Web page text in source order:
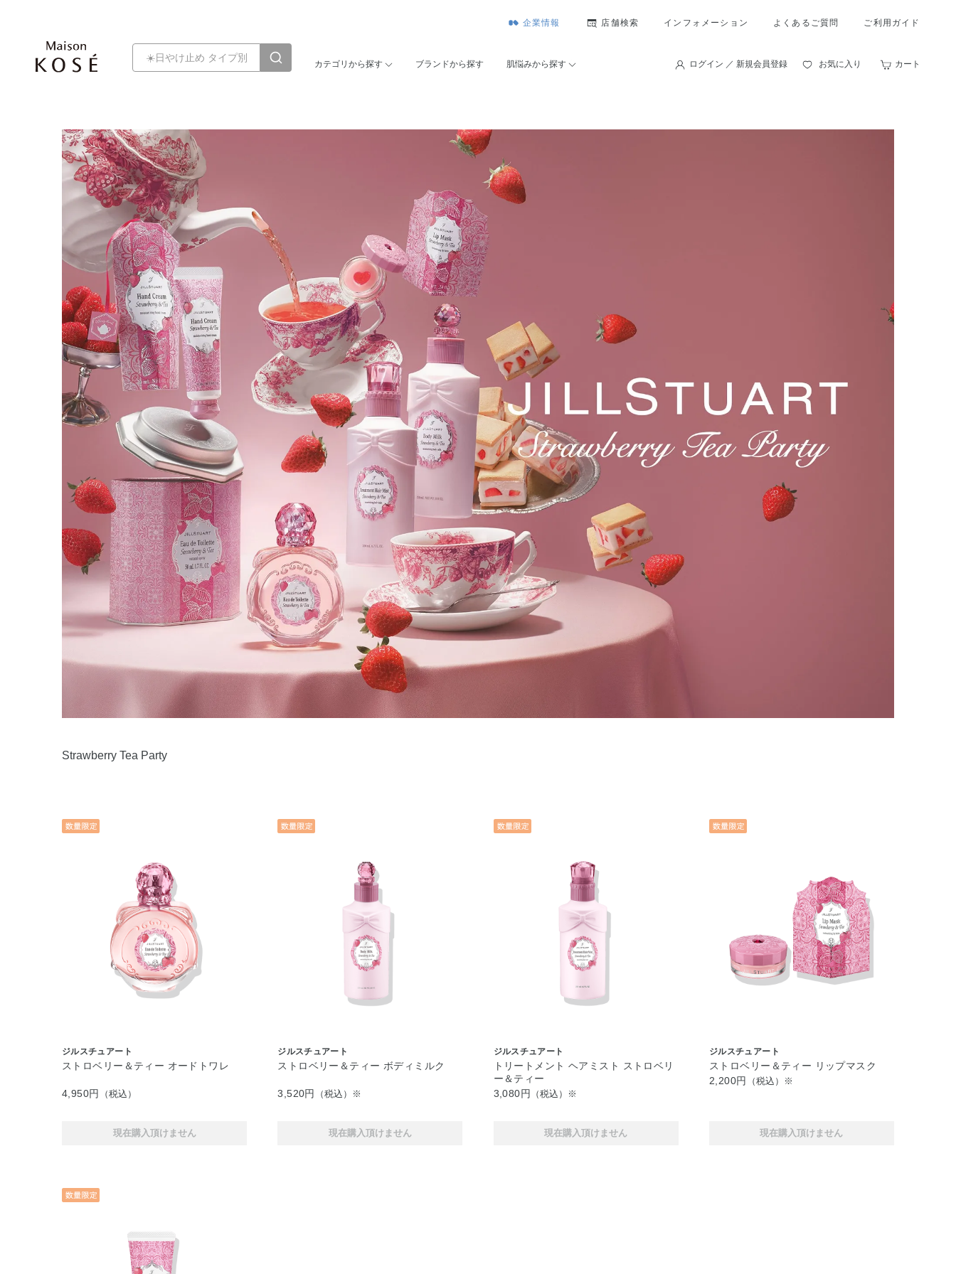
企業情報 店舗検索 インフォメーション よくあるご質問 ご利用ガイド
カテゴリから探す ブランドから探す 肌悩みから探す ログイン ／ 新規会員登録 お気に入り カート
Strawberry Tea Party
ジルスチュアート
ストロベリー＆ティー オードトワレ
4,950円 （税込）
現在購入頂けません
ジルスチュアート
ストロベリー＆ティー ボディミルク
3,520円 （税込）※
現在購入頂けません
ジルスチュアート
トリートメント ヘアミスト ストロベリ
ー＆ティー
3,080円
（税込）※
現在購入頂けません
ジルスチュアート
ストロベリー＆ティー リップマスク
2,200円
（税込）※
現在購入頂けません